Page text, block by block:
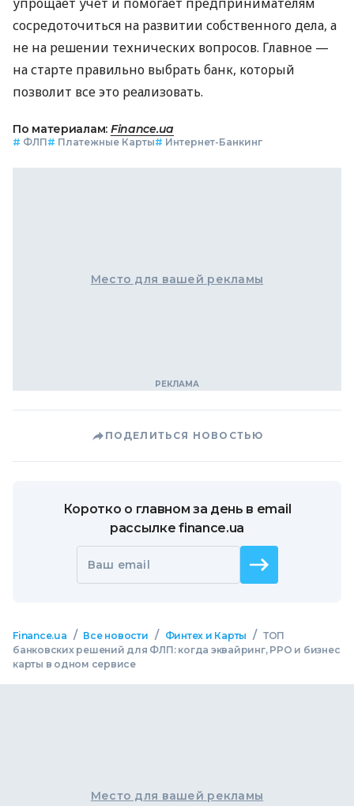
сосредоточиться на развитии собственного дела, а
не на решении технических вопросов. Главное —
на старте правильно выбрать банк, который
позволит все это реализовать.
По материалам: Finance.ua
# ФЛП# Платежные Карты# Интернет-Банкинг
Место для вашей рекламы
ПОДЕЛИТЬСЯ НОВОСТЬЮ
Коротко о главном за день в email
рассылке finance.ua
Ваш email
Finance.ua / Все новости / Финтех и Карты / ТОП
банковских решений для ФЛП: когда эквайринг, РРО и бизнес
карты в одном сервисе
Место для вашей рекламы